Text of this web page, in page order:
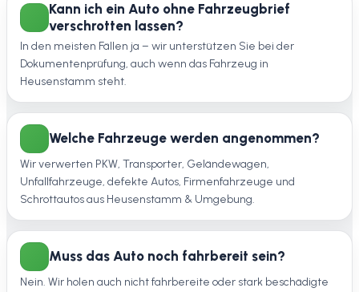
Kann ich ein Auto ohne Fahrzeugbrief
verschrotten lassen?
In den meisten Fällen ja – wir unterstützen Sie bei der
Dokumentenprüfung, auch wenn das Fahrzeug in
Heusenstamm steht.
Welche Fahrzeuge werden angenommen?
Wir verwerten PKW, Transporter, Geländewagen,
Unfallfahrzeuge, defekte Autos, Firmenfahrzeuge und
Schrottautos aus Heusenstamm & Umgebung.
Muss das Auto noch fahrbereit sein?
Nein. Wir holen auch nicht fahrbereite oder stark beschädigte